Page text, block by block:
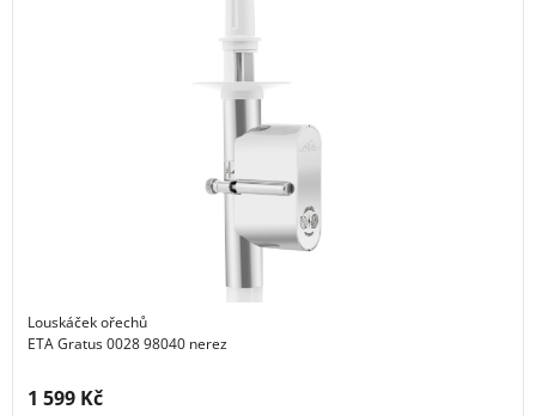
Louskáček ořechů
ETA Gratus 0028 98040 nerez
Cena s DPH:
1 599 Kč